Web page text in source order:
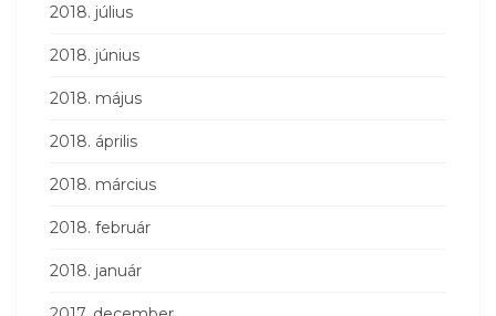
2018. július
2018. június
2018. május
2018. április
2018. március
2018. február
2018. január